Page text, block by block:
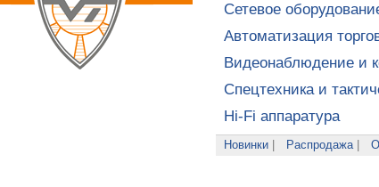
Сетевое
Автоматизация
Видеонаблюдение и
Спецтехника и
Hi-Fi аппаратура
Новинки Распродажа|